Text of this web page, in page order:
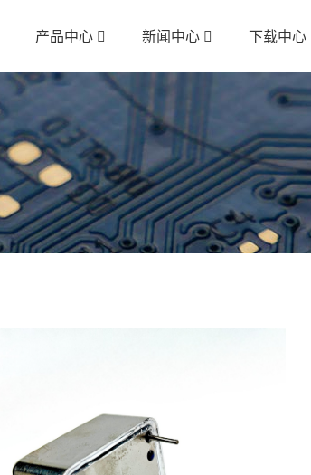
产品中心 新闻中心 下载中心